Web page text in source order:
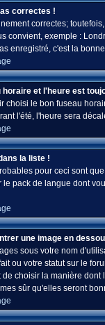
correctes !
correctes;
convient, exemple :
enregistré, c'est la
horaire et l'heure est
choisi le bon fuseau
l'été, l'heure sera
la liste !
pour ceci sont
le pack de langue dont
une image en
sous votre nom
ou votre statut sur le
de choisir la manière
sûr qu'elles seront